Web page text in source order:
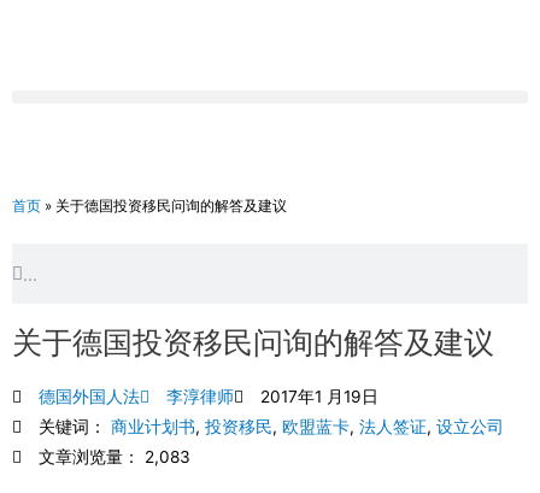
首页 » 关于德国投资移民问询的解答及建议
关于德国投资移民问询的解答及建议
德国外国人法 李淳律师
2017年1 月19日
关键词：
商业计划书,投资移民,欧盟蓝卡,法人签证,设立公司
文章浏览量： 2,083